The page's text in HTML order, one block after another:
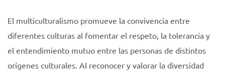
El multiculturalismo promueve la convivencia entre
diferentes culturas al fomentar el respeto, la tolerancia y
el entendimiento mutuo entre las personas de distintos
orígenes culturales. Al reconocer y valorar la diversidad